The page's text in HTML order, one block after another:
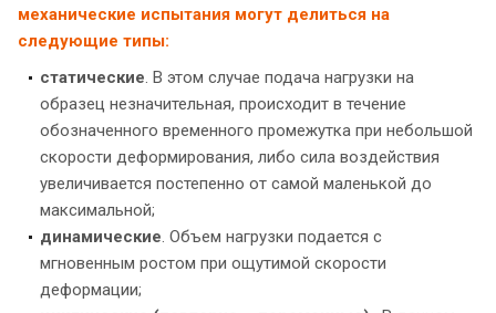
механические испытания могут делиться на
следующие типы:
статические. В этом случае подача нагрузки на
образец незначительная, происходит в течение
обозначенного временного промежутка при небольшой
скорости деформирования, либо сила воздействия
увеличивается постепенно от самой маленькой до
максимальной;
динамические. Объем нагрузки подается с
мгновенным ростом при ощутимой скорости
деформации;